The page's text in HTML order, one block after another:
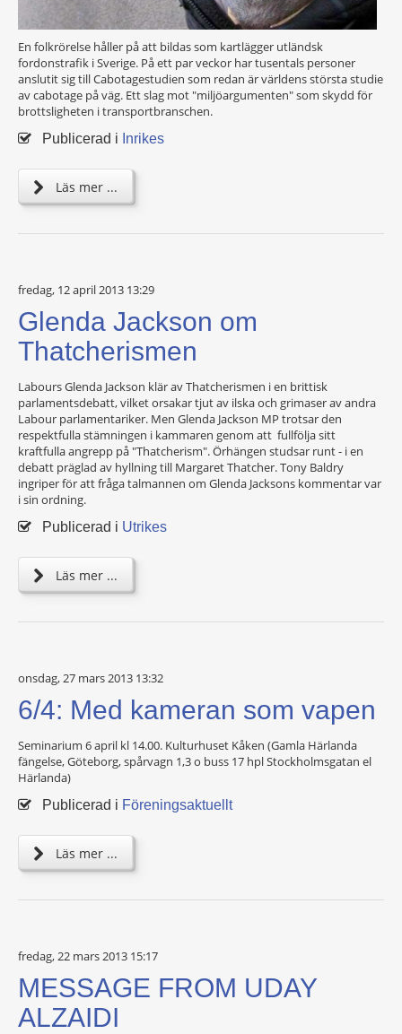
En folkrörelse håller på att bildas som kartlägger utländsk
fordonstrafik i Sverige. På ett par veckor har tusentals personer
anslutit sig till Cabotagestudien som redan är världens största studie
av cabotage på väg. Ett slag mot "miljöargumenten" som skydd för
brottsligheten i transportbranschen.
Publicerad i Inrikes
Läs mer ...
fredag, 12 april 2013 13:29
Glenda Jackson om
Thatcherismen
Labours Glenda Jackson klär av Thatcherismen i en brittisk
parlamentsdebatt, vilket orsakar tjut av ilska och grimaser av andra
Labour parlamentariker. Men Glenda Jackson MP trotsar den
respektfulla stämningen i kammaren genom att fullfölja sitt
kraftfulla angrepp på "Thatcherism". Örhängen studsar runt - i en
debatt präglad av hyllning till Margaret Thatcher. Tony Baldry
ingriper för att fråga talmannen om Glenda Jacksons kommentar var
i sin ordning.
Publicerad i Utrikes
Läs mer ...
onsdag, 27 mars 2013 13:32
6/4: Med kameran som vapen
Seminarium 6 april kl 14.00. Kulturhuset Kåken (Gamla Härlanda
fängelse, Göteborg, spårvagn 1,3 o buss 17 hpl Stockholmsgatan el
Härlanda)
Publicerad i Föreningsaktuellt
Läs mer ...
fredag, 22 mars 2013 15:17
MESSAGE FROM UDAY
ALZAIDI